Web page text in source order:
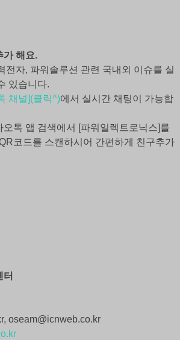
가 해요.
전자, 파워솔루션 관련 국내외 이슈를 실
있습니다.
채널](클릭^)에서 실시간 채팅이 가능합
톡 앱 검색에서 [파워일렉트로닉스]를
코드를 스캔하시어 간편하게 친구추가
터
oseam@icnweb.co.kr